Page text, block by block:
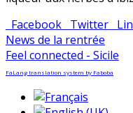
Facebook Twitter
News de la rentrée
Feel connected - Sicile
FaLang translation system by Faboba